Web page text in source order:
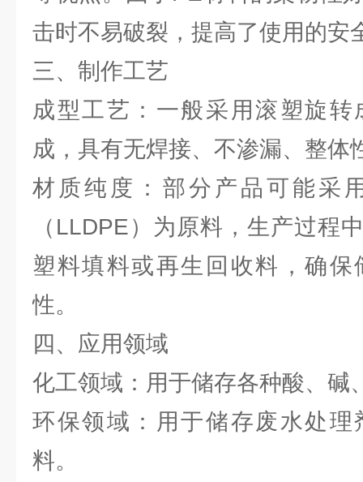
击时不易破裂，提高了使用的安
三、制作工艺
成型工艺：一般采用滚塑旋
成，具有无焊接、不渗漏、整体
材质纯度：部分产品可能采
（LLDPE）为原料，生产过程
塑料填料或再生回收料，确
性。
四、应用领域
化工领域：用于储存各种酸、碱
环保领域：用于储存废水处理
料。